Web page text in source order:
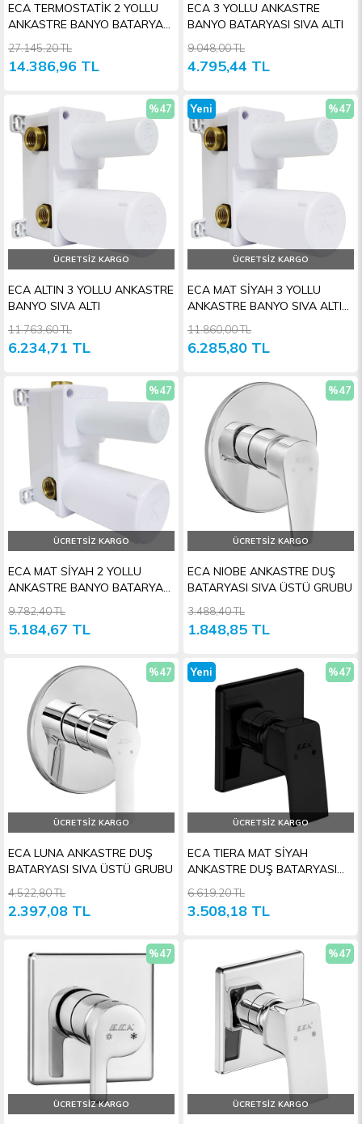
ECA TERMOSTATİK 2 YOLLU
ANKASTRE BANYO BATARYASI
SIVA ALTI
14.386,96 TL
27.145,20 TL
ECA 3 YOLLU ANKASTRE
BANYO BATARYASI SIVA ALTI
4.795,44 TL
9.048,00 TL
ECA ALTIN 3 YOLLU ANKASTRE
BANYO SIVA ALTI
6.234,71 TL
11.763,60 TL
%47
İndirim
ÜCRETSIZ KARGO
ECA MAT SİYAH 3 YOLLU
ANKASTRE BANYO SIVA ALTI
GRUBU
6.285,80 TL
11.860,00 TL
%47
ÜCRETSIZ KARGO
Yeni
Ürün
ECA MAT SİYAH 2 YOLLU
ANKASTRE BANYO BATARYASI
SIVA ALTI GRUBU
5.184,67 TL
9.782,40 TL
%47
İndirim
ÜCRETSIZ KARGO
ECA NIOBE ANKASTRE DUŞ
BATARYASI SIVA ÜSTÜ GRUBU
1.848,85 TL
3.488,40 TL
%47
ÜCRETSIZ KARGO
ECA LUNA ANKASTRE DUŞ
BATARYASI SIVA ÜSTÜ GRUBU
2.397,08 TL
4.522,80 TL
%47
ÜCRETSIZ KARGO
ECA TIERA MAT SİYAH
ANKASTRE DUŞ BATARYASI
SIVA ÜSTÜ GRUBU
3.508,18 TL
6.619,20 TL
%47
ÜCRETSIZ KARGO
Yeni
%47
ÜCRETSIZ KARGO
%47
ÜCRETSIZ KARGO